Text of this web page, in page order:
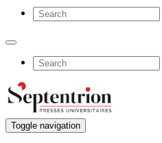
Toggle navigation